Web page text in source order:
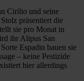
Cirilio und seine
präsentiert die
sie pro Monat in
ihr Alipus San
Espadin bauen sie
– keine Pestizide
hier allerdings